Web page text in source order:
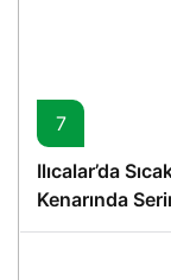
7
Ilıcalar’da
Kenarında